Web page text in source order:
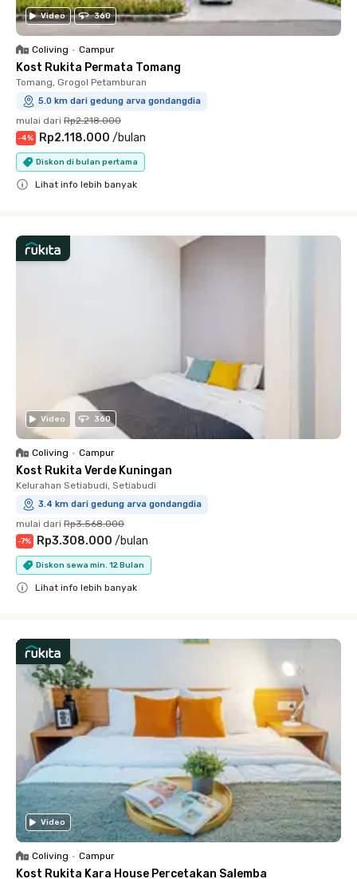
Video 360
Coliving • Campur
Kost Rukita Permata Tomang
Tomang, Grogol Petamburan
5.0 km dari gedung arva gondangdia
mulai dari Rp2.218.000
-4% Rp2.118.000 /bulan
Diskon di bulan pertama
Lihat info lebih banyak
Video 360
Coliving • Campur
Kost Rukita Verde Kuningan
Kelurahan Setiabudi, Setiabudi
3.4 km dari gedung arva gondangdia
mulai dari Rp3.568.000
-7% Rp3.308.000 /bulan
Diskon sewa min. 12 Bulan
Lihat info lebih banyak
Video
Coliving • Campur
Kost Rukita Kara House Percetakan Salemba